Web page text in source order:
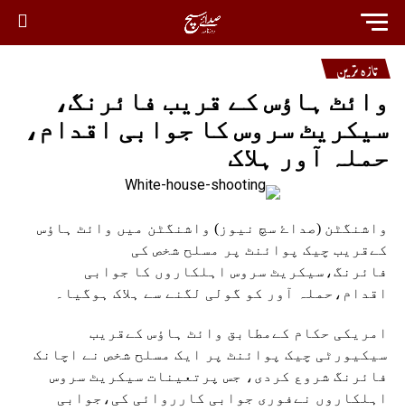
تازہ ترین
وائٹ ہاؤس کے قریب فائرنگ،
سیکریٹ سروس کا جوابی اقدام،
حملہ آور ہلاک
واشنگٹن (صداۓ سچ نیوز) واشنگٹن میں وائٹ ہاؤس
کےقریب چیک پوائنٹ پر مسلح شخص کی
فائرنگ،سیکریٹ سروس اہلکاروں کا جوابی
اقدام،حملہ آور کو گولی لگنے سے ہلاک ہوگیا۔
امریکی حکام کےمطابق وائٹ ہاؤس کےقریب
سیکیورٹی چیک پوائنٹ پر ایک مسلح شخص نے اچانک
فائرنگ شروع کردی، جس پرتعینات سیکریٹ سروس
اہلکاروں نےفوری جوابی کارروائی کی،جوابی